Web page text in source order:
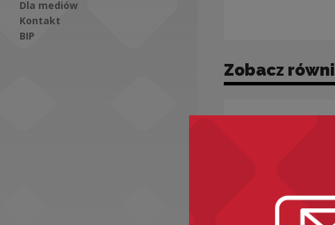
Dla mediów
Kontakt
BIP
Zobacz